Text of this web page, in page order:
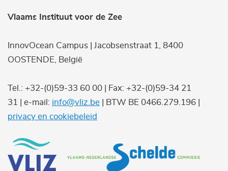
Vlaams Instituut voor de Zee
InnovOcean Campus | Jacobsenstraat 1, 8400
OOSTENDE, België
Tel.: +32-(0)59-33 60 00 | Fax: +32-(0)59-34 21
31 | e-mail: info@vliz.be | BTW BE 0466.279.196 |
privacy en cookiebeleid